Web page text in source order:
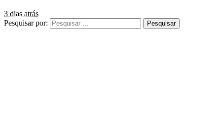
3 dias atrás
Pesquisar por: